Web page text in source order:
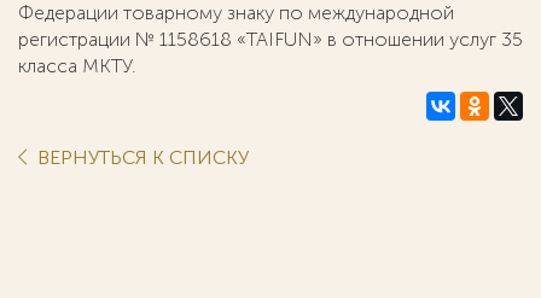
Федерации товарному знаку по международной
регистрации № 1158618 «TAIFUN» в отношении услуг 35
класса МКТУ.
ВЕРНУТЬСЯ К СПИСКУ